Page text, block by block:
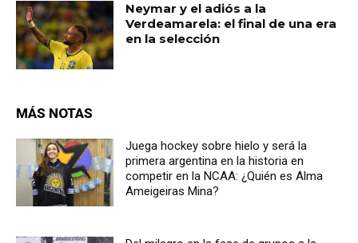
Neymar y el adiós a la
Verdeamarela: el final de una era
en la selección
MÁS NOTAS
Juega hockey sobre hielo y será la
primera argentina en la historia en
competir en la NCAA: ¿Quién es Alma
Ameigeiras Mina?